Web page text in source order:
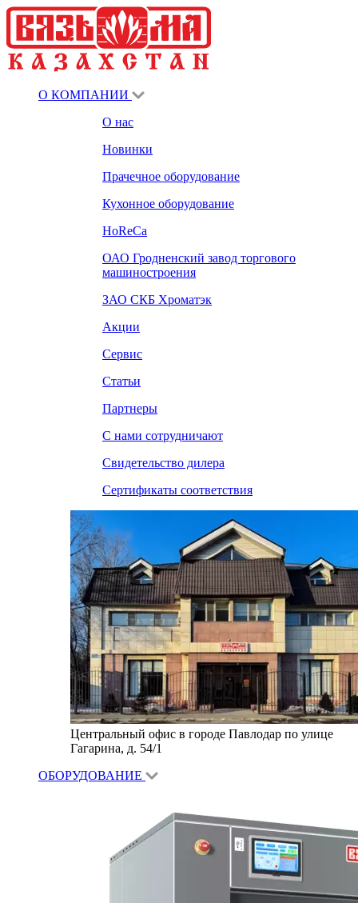
О КОМПАНИИ
О нас
Новинки
Прачечное оборудование
Кухонное оборудование
HoReCa
ОАО Гродненский завод торгового
машиностроения
ЗАО СКБ Хроматэк
Акции
Сервис
Статьи
Партнеры
С нами сотрудничают
Свидетельство дилера
Сертификаты соответствия
Центральный офис в городе Павлодар по улице
Гагарина, д. 54/1
ОБОРУДОВАНИЕ